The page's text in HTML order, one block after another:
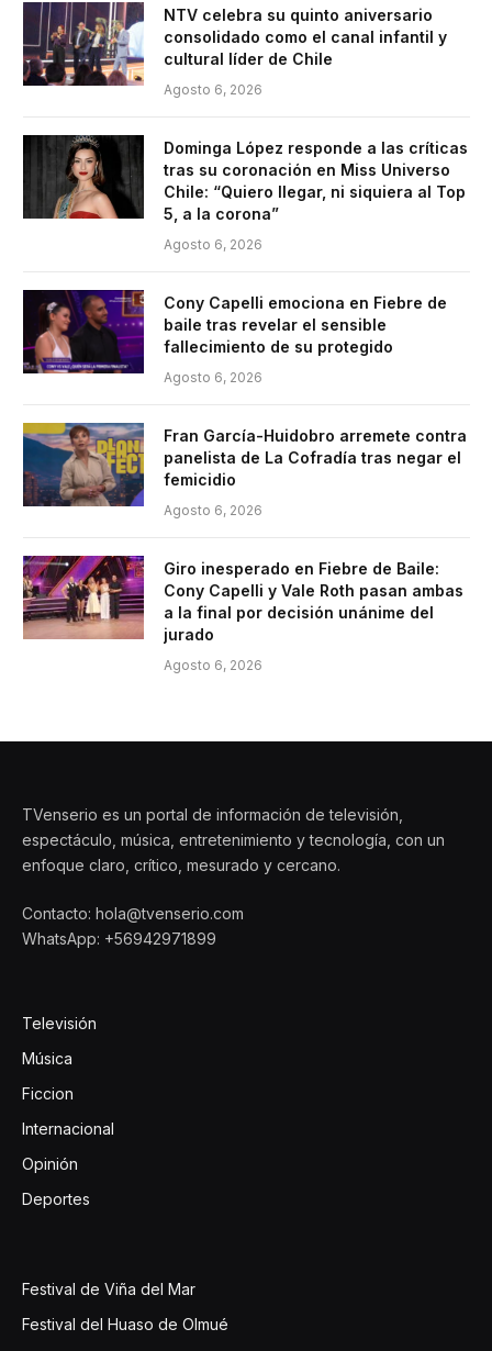
NTV celebra su quinto aniversario
consolidado como el canal infantil y
cultural líder de Chile
Agosto 6, 2026
Dominga López responde a las críticas
tras su coronación en Miss Universo
Chile: “Quiero llegar, ni siquiera al Top
5, a la corona”
Agosto 6, 2026
Cony Capelli emociona en Fiebre de
baile tras revelar el sensible
fallecimiento de su protegido
Agosto 6, 2026
Fran García-Huidobro arremete contra
panelista de La Cofradía tras negar el
femicidio
Agosto 6, 2026
Giro inesperado en Fiebre de Baile:
Cony Capelli y Vale Roth pasan ambas
a la final por decisión unánime del
jurado
Agosto 6, 2026
TVenserio es un portal de información de televisión,
espectáculo, música, entretenimiento y tecnología, con un
enfoque claro, crítico, mesurado y cercano.
Contacto: hola@tvenserio.com
WhatsApp: +56942971899
Televisión
Música
Ficcion
Internacional
Opinión
Deportes
Festival de Viña del Mar
Festival del Huaso de Olmué